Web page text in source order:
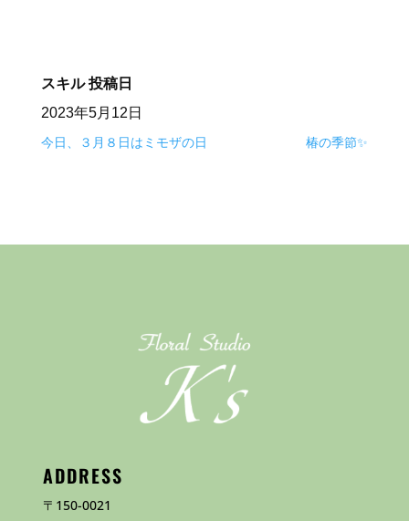
スキル 投稿日
2023年5月12日
今日、３月８日はミモザの日 椿の季節✨
ADDRESS
〒150-0021